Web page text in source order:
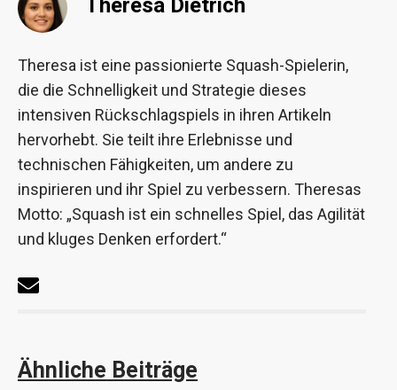
Theresa Dietrich
Theresa ist eine passionierte Squash-Spielerin,
die die Schnelligkeit und Strategie dieses
intensiven Rückschlagspiels in ihren Artikeln
hervorhebt. Sie teilt ihre Erlebnisse und
technischen Fähigkeiten, um andere zu
inspirieren und ihr Spiel zu verbessern. Theresas
Motto: „Squash ist ein schnelles Spiel, das Agilität
und kluges Denken erfordert.“
Ähnliche Beiträge